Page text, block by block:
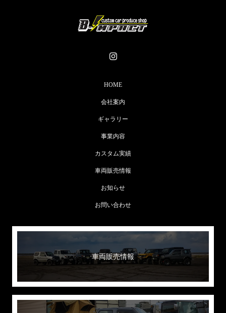
HOME
会社案内
ギャラリー
事業内容
カスタム実績
車両販売情報
お知らせ
お問い合わせ
車両販売情報